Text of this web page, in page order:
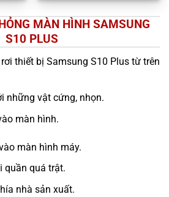
MÀN HÌNH SAMSUNG
S10 PLUS
thiết bị Samsung S10 Plus từ trên
những vật cứng, nhọn.
màn hình.
màn hình máy.
quần quá trật.
nhà sản xuất.